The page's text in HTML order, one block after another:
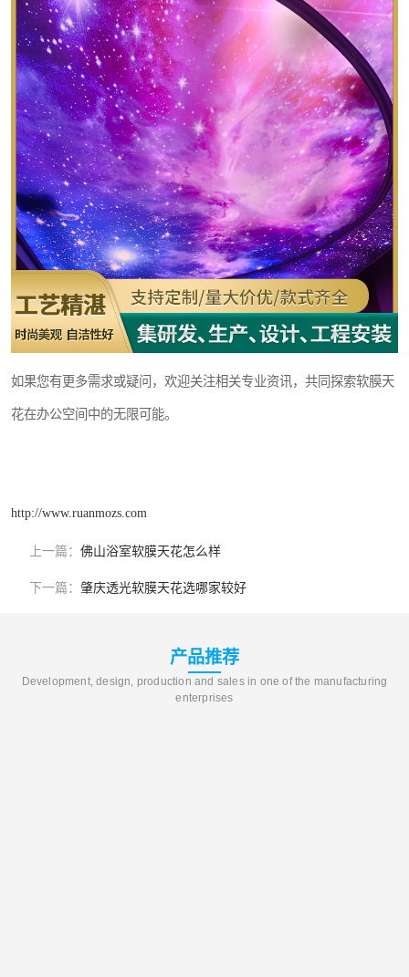
如果您有更多需求或疑问，欢迎关注相关专业资讯，共同探索软膜天
花在办公空间中的无限可能。
http://www.ruanmozs.com
上一篇： 佛山浴室软膜天花怎么样
下一篇： 肇庆透光软膜天花选哪家较好
产品推荐
Development, design, production and sales in one of the manufacturing
enterprises